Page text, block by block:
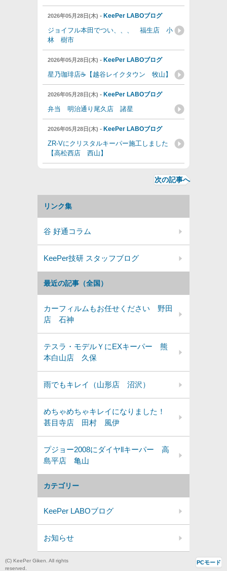
2026年05月28日(木) - KeePer LABOブログ
ジョイフル本田でつい、、、 福生店 小
林 樹市
2026年05月28日(木) - KeePer LABOブログ
星乃珈琲店☕️【越谷レイクタウン 牧山】
2026年05月28日(木) - KeePer LABOブログ
弁当 明治通り尾久店 諸星
2026年05月28日(木) - KeePer LABOブログ
ZR-Vにクリスタルキーパー施工しました
【高松西店 西山】
次の記事へ
カテゴリー
KeePer LABOブログ
お知らせ
最近の記事（全国）
カーフィルムもお任せください 野田
店 石神
テスラ・モデルＹにEXキーパー 熊
本白山店 久保
雨でもキレイ（山形店 沼沢）
めちゃめちゃキレイになりました！
甚目寺店 田村 風伊
プジョー2008にダイヤllキーパー 高
島平店 亀山
リンク集
谷 好通コラム
KeePer技研 スタッフブログ
(C) KeePer Giken. All rights
reserved.
PCモード